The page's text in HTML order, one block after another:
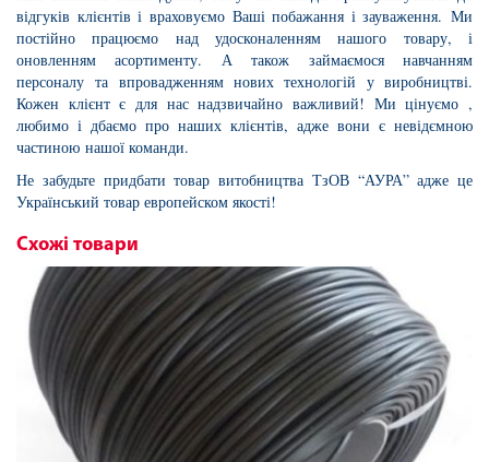
відгуків клієнтів і враховуємо Ваші побажання і зауваження. Ми
постійно працюємо над удосконаленням нашого товару, і
оновленням асортименту. А також займаємося навчанням
персоналу та впровадженням нових технологій у виробництві.
Кожен клієнт є для нас надзвичайно важливий! Ми цінуємо ,
любимо і дбаємо про наших клієнтів, адже вони є невідємною
частиною нашої команди.
Не забудьте придбати товар витобництва ТзОВ “АУРА” адже це
Український товар европейском якості!
Схожі товари